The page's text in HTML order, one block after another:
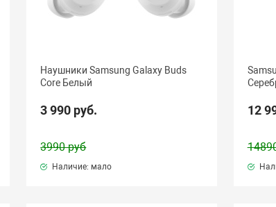
Наушники Samsung Galaxy Buds
Core Белый
3 990 руб.
3990 руб
Наличие: мало
12